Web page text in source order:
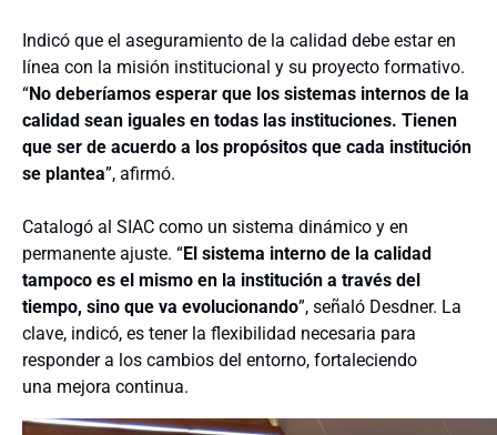
Indicó que el aseguramiento de la calidad debe estar en
línea con la misión institucional y su proyecto formativo.
“No deberíamos esperar que los sistemas internos de la
calidad sean iguales en todas las instituciones. Tienen
que ser de acuerdo a los propósitos que cada institución
se plantea”, afirmó.
Catalogó al SIAC como un sistema dinámico y en
permanente ajuste. “El sistema interno de la calidad
tampoco es el mismo en la institución a través del
tiempo, sino que va evolucionando”, señaló Desdner. La
clave, indicó, es tener la flexibilidad necesaria para
responder a los cambios del entorno, fortaleciendo
una mejora continua.